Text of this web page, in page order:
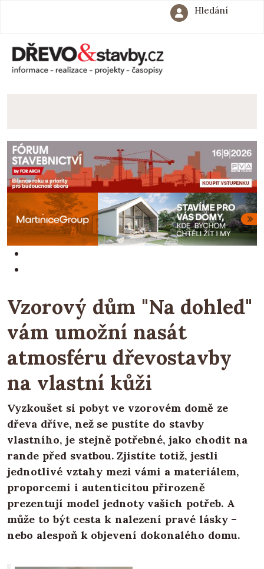
Hledání
Vzorový dům "Na dohled"
vám umožní nasát
atmosféru dřevostavby
na vlastní kůži
Vyzkoušet si pobyt ve vzorovém domě ze
dřeva dříve, než se pustíte do stavby
vlastního, je stejně potřebné, jako chodit na
rande před svatbou. Zjistíte totiž, jestli
jednotlivé vztahy mezi vámi a materiálem,
proporcemi i autenticitou přirozeně
prezentují model jednoty vašich potřeb. A
může to být cesta k nalezení pravé lásky –
nebo alespoň k objevení dokonalého domu.